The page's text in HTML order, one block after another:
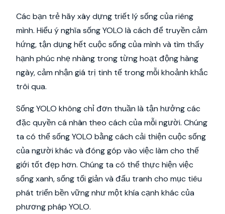
Các bạn trẻ hãy xây dựng triết lý sống của riêng
mình. Hiểu ý nghĩa sống YOLO là cách để truyền cảm
hứng, tận dụng hết cuộc sống của mình và tìm thấy
hạnh phúc nhẹ nhàng trong từng hoạt động hàng
ngày, cảm nhận giá trị tinh tế trong mỗi khoảnh khắc
trôi qua.
Sống YOLO không chỉ đơn thuần là tận hưởng các
đặc quyền cá nhân theo cách của mỗi người. Chúng
ta có thể sống YOLO bằng cách cải thiện cuộc sống
của người khác và đóng góp vào việc làm cho thế
giới tốt đẹp hơn. Chúng ta có thể thực hiện việc
sống xanh, sống tối giản và đấu tranh cho mục tiêu
phát triển bền vững như một khía cạnh khác của
phương pháp YOLO.